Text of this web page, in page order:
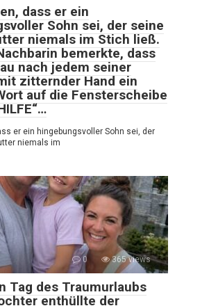
dass er ein
Sohn sei, der seine
niemals im Stich ließ.
bemerkte, dass
nach jedem seiner
zitternder Hand ein
auf die Fensterscheibe
er ein hingebungsvoller Sohn sei, der
niemals im
0 365 views
Tag des Traumurlaubs
enthüllte der